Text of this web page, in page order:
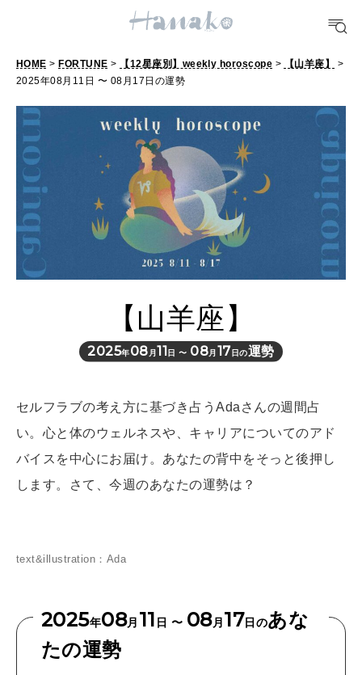
10 CATEGORIES
FOOD
おいしい
TRAVEL
どこ行く？
FORTUNE
明日のわたし
[12星座別] Weekly Holoscope
[12星座別] Monthly Love Holoscope
算命学がわかる今月のあなた
自分にやさしく
LEARN
知る、考える
HOME > FORTUNE > 【12星座別】weekly horoscope > 【山羊座】
>
2025年08月11日 〜 08月17日の運勢
【山羊座】
2025年08 月11日 〜 08月17日の運勢
セルフラブの考え方に基づき占うAdaさんの週間占
い。心と体のウェルネスや、キャリアについてのアド
バイスを中心にお届け。あなたの背中をそっと後押し
します。さて、今週のあなたの運勢は？
text&illustration：Ada
2025年08月 11 日 〜 08月17日のあな
たの運勢